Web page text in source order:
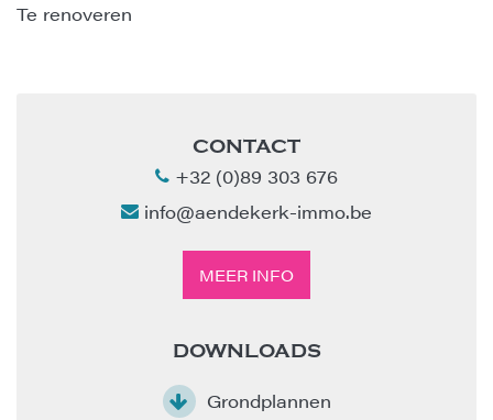
Te renoveren
CONTACT
+32 (0)89 303 676
info@aendekerk-immo.be
MEER INFO
DOWNLOADS
Grondplannen